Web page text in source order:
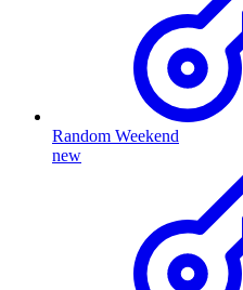
Random Weekend
new